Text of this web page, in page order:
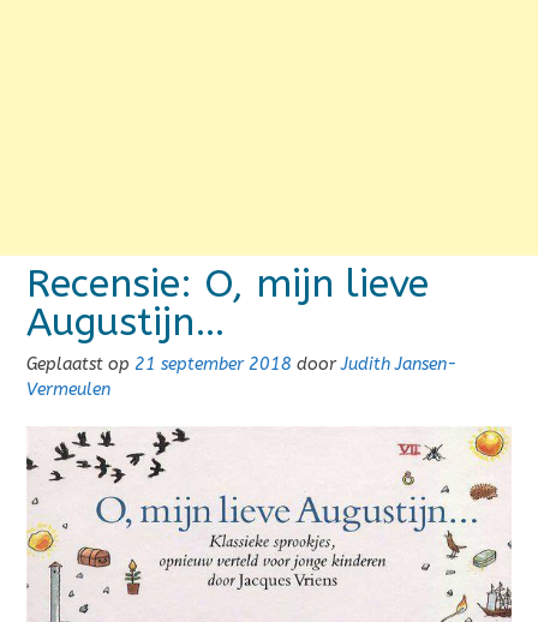
Recensie: O, mijn lieve
Augustijn…
Geplaatst op 21 september 2018 doorJudith Jansen-
Vermeulen